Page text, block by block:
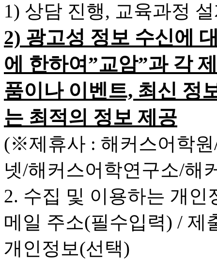
1) 상담 진행, 교육과정
2) 광고성 정보 수신에
에 한하여”교암”과 각
품이나 이벤트, 최신 정
는 최적의 정보 제공
(※제휴사 : 해커스어학
넷/해커스어학연구소/해
2. 수집 및 이용하는 개
메일 주소(필수입력) / 제
개인정보(선택)